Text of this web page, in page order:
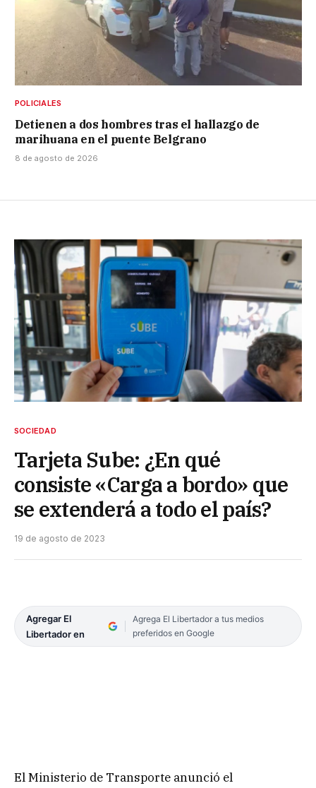
POLICIALES
Detienen a dos hombres tras el hallazgo de
marihuana en el puente Belgrano
8 de agosto de 2026
SOCIEDAD
Tarjeta Sube: ¿En qué
consiste «Carga a bordo» que
se extenderá a todo el país?
19 de agosto de 2023
Agregar El
Libertador en
Agrega El Libertador a tus medios
preferidos en Google
El Ministerio de Transporte anunció el